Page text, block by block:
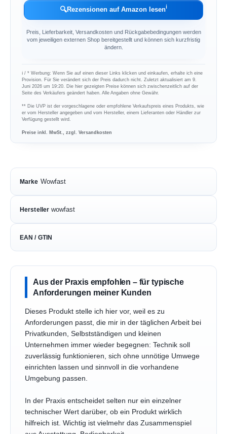
🔍Rezensionen auf Amazon lesenℹ︎
Preis, Lieferbarkeit, Versandkosten und Rückgabebedingungen werden
vom jeweiligen externen Shop bereitgestellt und können sich kurzfristig
ändern.
ℹ︎ / * Werbung: Wenn Sie auf einen dieser Links klicken und einkaufen, erhalte ich eine
Provision. Für Sie verändert sich der Preis dadurch nicht. Zuletzt aktualisiert am 9.
Juni 2026 um 19:20. Die hier gezeigten Preise können sich zwischenzeitlich auf der
Seite des Verkäufers geändert haben. Alle Angaben ohne Gewähr.
** Die UVP ist der vorgeschlagene oder empfohlene Verkaufspreis eines Produkts, wie
er vom Hersteller angegeben und vom Hersteller, einem Lieferanten oder Händler zur
Verfügung gestellt wird.
Preise inkl. MwSt., zzgl. Versandkosten
Marke Wowfast
Hersteller wowfast
EAN / GTIN
Aus der Praxis empfohlen – für typische
Anforderungen meiner Kunden
Dieses Produkt stelle ich hier vor, weil es zu
Anforderungen passt, die mir in der täglichen Arbeit bei
Privatkunden, Selbstständigen und kleinen
Unternehmen immer wieder begegnen: Technik soll
zuverlässig funktionieren, sich ohne unnötige Umwege
einrichten lassen und sinnvoll in die vorhandene
Umgebung passen.
In der Praxis entscheidet selten nur ein einzelner
technischer Wert darüber, ob ein Produkt wirklich
hilfreich ist. Wichtig ist vielmehr das Zusammenspiel